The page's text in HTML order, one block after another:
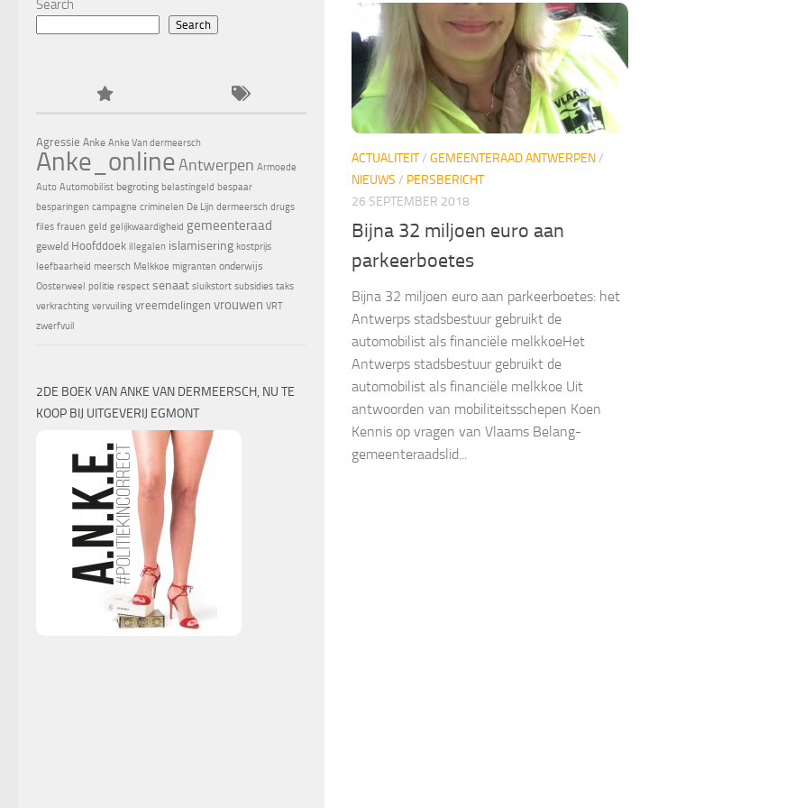
ACTUALITEIT/ GEMEENTERAAD ANTWERPEN/
NIEUWS / PERSBERICHT
26 SEPTEMBER 2018
Bijna 32 miljoen euro aan
parkeerboetes
Bijna 32 miljoen euro aan parkeerboetes: het
Antwerps stadsbestuur gebruikt de
automobilist als financiële melkkoeHet
Antwerps stadsbestuur gebruikt de
automobilist als financiële melkkoe Uit
antwoorden van mobiliteitsschepen Koen
Kennis op vragen van Vlaams Belang-
gemeenteraadslid...
Search
Search
Agressie Anke Anke Van dermeersch
Anke_onlineAntwerpen Armoede
Auto Automobilist begroting belastingeld bespaar
besparingen campagne criminelen De Lijn dermeersch drugs
files frauen geld gelijkwaardigheid gemeenteraad
geweld Hoofddoek illegalen islamisering kostprijs
leefbaarheid meersch Melkkoe migranten onderwijs
Oosterweel politie respect senaat sluikstort subsidies taks
verkrachting vervuiling vreemdelingen vrouwen VRT
zwerfvuil
2DE BOEK VAN ANKE VAN DERMEERSCH, NU TE
KOOP BIJ UITGEVERIJ EGMONT